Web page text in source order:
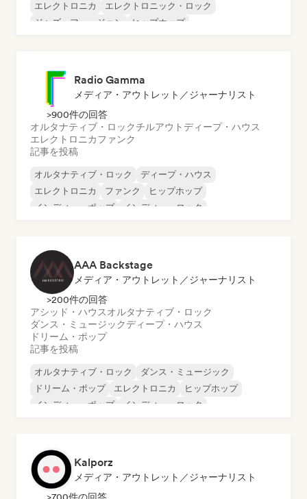
エレクトロニカ
エレクトロニック・ロック
ジャズ・フュージョン
ヒップホップ
Radio Gamma
メディア・アウトレット／ジャーナリスト
>900件の回答
オルタナティブ・ロックチルアウトディープ・ハウス
エレクトロニカファンク
記事を投稿
オルタナティブ・ロック
ディープ・ハウス
エレクトロニカ
ファンク
ヒップホップ
インディー・ポップ
インディー・ロック
AAA Backstage
メディア・アウトレット／ジャーナリスト
>200件の回答
アシッド・ハウスオルタナティブ・ロック
ダンス・ミュージックディープ・ハウス
ドリーム・ポップ
記事を投稿
オルタナティブ・ロック
ダンス・ミュージック
ドリーム・ポップ
エレクトロニカ
ヒップホップ
インディー・ポップ
インディー・ロック
Kalporz
メディア・アウトレット／ジャーナリスト